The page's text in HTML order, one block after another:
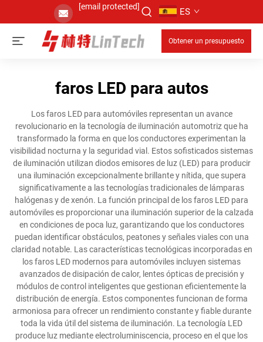
[email protected] ES
Obtener un presupuesto
faros LED para autos
Los faros LED para automóviles representan un avance
revolucionario en la tecnología de iluminación automotriz que ha
transformado la forma en que los conductores experimentan la
visibilidad nocturna y la seguridad vial. Estos sofisticados sistemas
de iluminación utilizan diodos emisores de luz (LED) para producir
una iluminación excepcionalmente brillante y nítida, que supera
significativamente a las tecnologías tradicionales de lámparas
halógenas y de xenón. La función principal de los faros LED para
automóviles es proporcionar una iluminación superior de la calzada
en condiciones de poca luz, garantizando que los conductores
puedan identificar obstáculos, peatones y señales viales con una
claridad notable. Las características tecnológicas incorporadas en
los faros LED modernos para automóviles incluyen sistemas
avanzados de disipación de calor, lentes ópticas de precisión y
módulos de control inteligentes que gestionan eficientemente la
distribución de energía. Estos componentes funcionan de forma
armoniosa para ofrecer un rendimiento constante y fiable durante
toda la vida útil del sistema de iluminación. La tecnología LED
produce luz mediante electroluminiscencia, proceso en el que los